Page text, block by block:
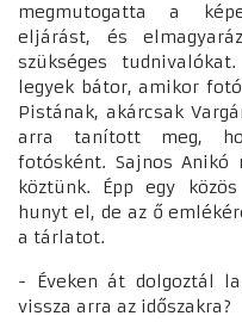
megmutogatta a
eljárást, és
szükséges
legyek bátor, amikor
Pistának, akárcsak
arra tanított meg,
fotósként. Sajnos
köztünk. Épp egy
hunyt el, de az ő
a tárlatot.
- Éveken át dolgoztál
vissza arra az időszakra?